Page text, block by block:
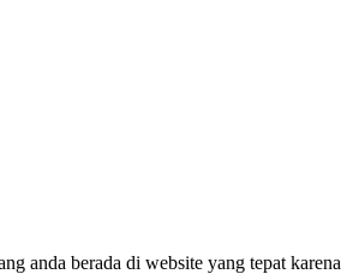
anda berada di website yang tepat